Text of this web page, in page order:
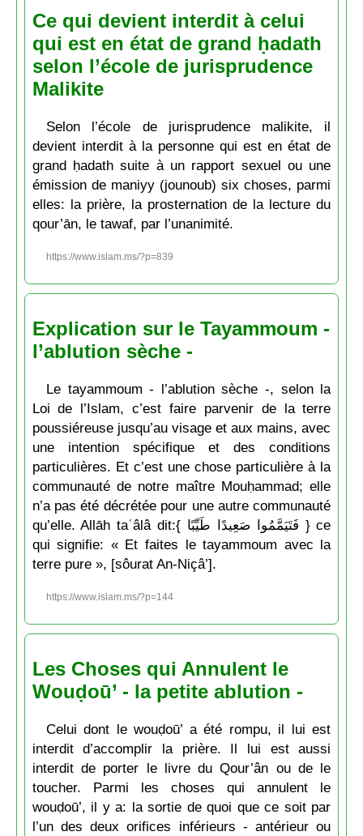
Ce qui devient interdit à celui
qui est en état de grand ḥadath
selon l’école de jurisprudence
Malikite
Selon l’école de jurisprudence malikite, il
devient interdit à la personne qui est en état de
grand ḥadath suite à un rapport sexuel ou une
émission de maniyy (jounoub) six choses, parmi
elles: la prière, la prosternation de la lecture du
qour’ān, le tawaf, par l’unanimité.
https://www.islam.ms/?p=839
Explication sur le Tayammoum -
l’ablution sèche -
Le tayammoum - l’ablution sèche -, selon la
Loi de l’Islam, c’est faire parvenir de la terre
poussiéreuse jusqu’au visage et aux mains, avec
une intention spécifique et des conditions
particulières. Et c’est une chose particulière à la
communauté de notre maître Mouḥammad; elle
n’a pas été décrétée pour une autre communauté
qu’elle. Allāh taʿâlâ dit:{ فَتَيَمَّمُوا صَعِيدًا طَيِّبًا } ce
qui signifie: « Et faites le tayammoum avec la
terre pure », [sôurat An-Niçâ’].
https://www.islam.ms/?p=144
Les Choses qui Annulent le
Wouḍoū’ - la petite ablution -
Celui dont le wouḍoū’ a été rompu, il lui est
interdit d’accomplir la prière. Il lui est aussi
interdit de porter le livre du Qour’ân ou de le
toucher. Parmi les choses qui annulent le
wouḍoū’, il y a: la sortie de quoi que ce soit par
l’un des deux orifices inférieurs - antérieur ou